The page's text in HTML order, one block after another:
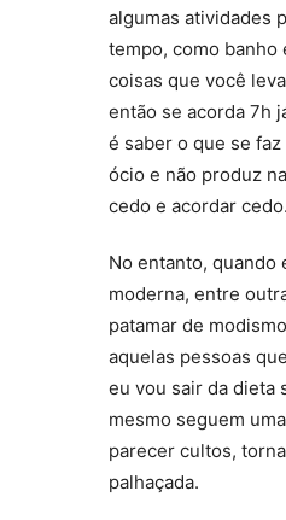
algumas atividades
tempo, como banho
coisas que você
então se acorda 7h
é saber o que se
ócio e não produz
cedo e acordar cedo.
No entanto, quando
moderna, entre
patamar de
aquelas pessoas
eu vou sair da dieta
mesmo seguem
parecer cultos,
palhaçada.